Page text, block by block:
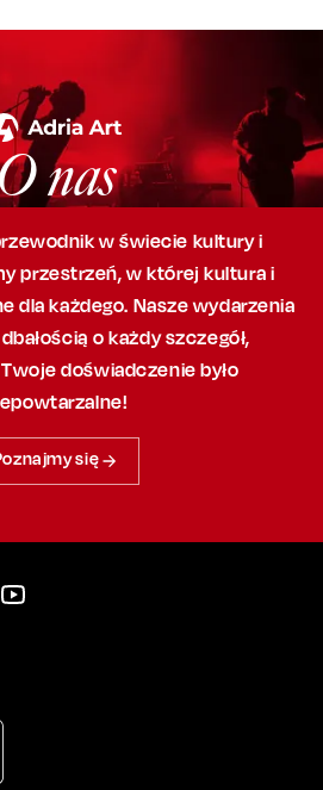
nas
w świecie kultury i
przestrzeń,w której kultura i
dla każdego. Nasze wydarzenia
o każdy szczegół,
doświadczenie było
się